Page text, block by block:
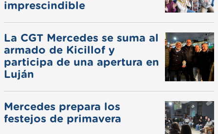
imprescindible
La CGT Mercedes se suma al
armado de Kicillof y
participa de una apertura en
Luján
Mercedes prepara los
festejos de primavera